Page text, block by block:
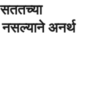
अनर्थ